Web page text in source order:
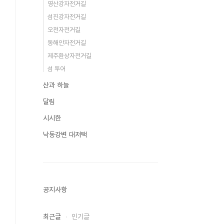
영산강자전거길
섬진강자전거길
오천자전거길
동해안자전거길
제주환상자전거길
섬 투어
산과 하늘
달림
시시한
낙동강변 대저택
공지사항
최근글 인기글